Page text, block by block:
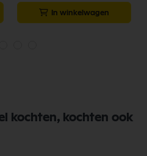
In winkelwagen
kochten, kochten ook